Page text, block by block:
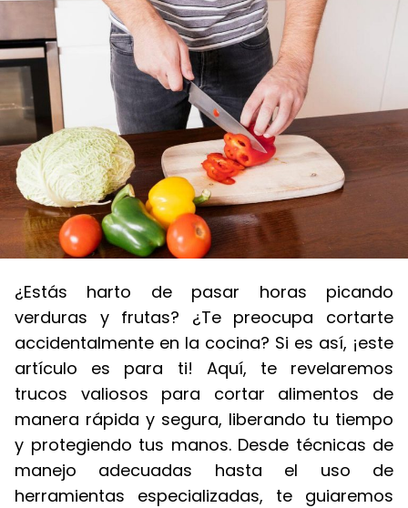
¿Estás harto de pasar horas picando
verduras y frutas? ¿Te preocupa cortarte
accidentalmente en la cocina? Si es así, ¡este
artículo es para ti! Aquí, te revelaremos
trucos valiosos para cortar alimentos de
manera rápida y segura, liberando tu tiempo
y protegiendo tus manos. Desde técnicas de
manejo adecuadas hasta el uso de
herramientas especializadas, te guiaremos